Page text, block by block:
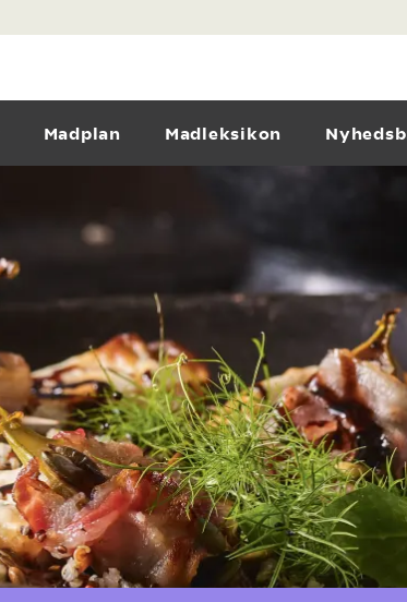
Madplan Madleksikon